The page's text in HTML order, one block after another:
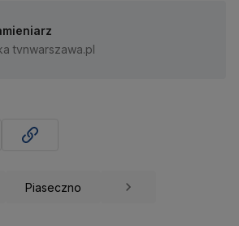
tvnwarszawa.pl
Piaseczno